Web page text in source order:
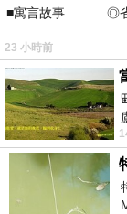
■寓言故事 ◎省
⊕潘
華的商業街上，有兩
23 小時前